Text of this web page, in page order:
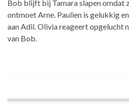
Bob blijft bij Tamara slapen omdat
ontmoet Arne. Paulien is gelukkig
aan Adil. Olivia reageert opgelucht
van Bob.